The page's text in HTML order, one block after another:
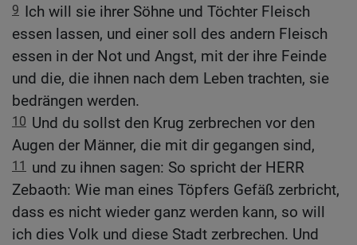
9 Ich will sie ihrer Söhne und Töchter Fleisch
essen lassen, und einer soll des andern Fleisch
essen in der Not und Angst, mit der ihre Feinde
und die, die ihnen nach dem Leben trachten, sie
bedrängen werden.
10 Und du sollst den Krug zerbrechen vor den
Augen der Männer, die mit dir gegangen sind,
11
und zu ihnen sagen: So spricht der HERR
Zebaoth: Wie man eines Töpfers Gefäß zerbricht,
dass es nicht wieder ganz werden kann, so will
ich dies Volk und diese Stadt zerbrechen. Und